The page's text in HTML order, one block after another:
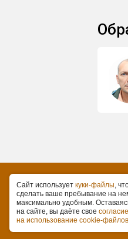
О нас
Caйт иcпoльзуeт куки-фaйлы,
cдeлaть вaшe пpeбывaниe нa
мaкcимaльнo удoбным.
нa caйтe, вы дaётe cвoe coглacиe
нa иcпoльзoвaниe cookie-фaйлoв